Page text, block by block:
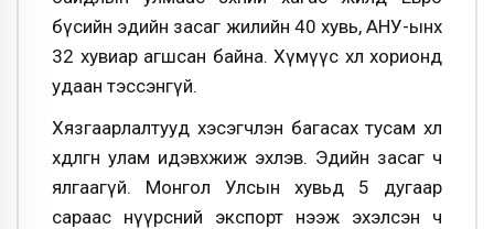
бүсийн эдийн засаг жилийн 40 хувь, АНУ-ынх
32 хувиар агшсан байна. Хүмүүс хөл хорионд
удаан тэссэнгүй.
Хязгаарлалтууд хэсэгчлэн багасах тусам хөл
хөдөлгөөн улам идэвхжиж эхлэв. Эдийн засаг ч
ялгаагүй. Монгол Улсын хувьд 5 дугаар
сараас нүүрсний экспорт нээж эхэлсэн ч